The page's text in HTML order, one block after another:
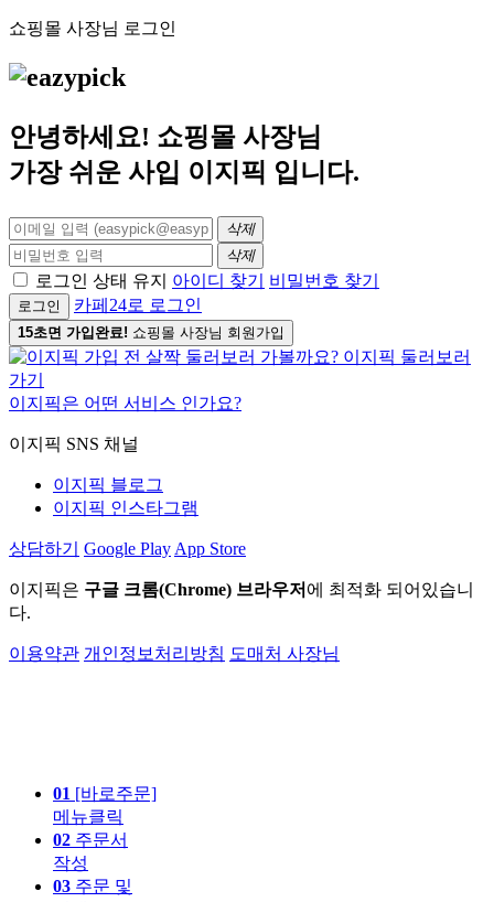
쇼핑몰 사장님 로그인
안녕하세요! 쇼핑몰 사장님
가장 쉬운 사입 이지픽 입니다.
삭제
삭제
로그인 상태 유지 아이디 찾기 비밀번호 찾기
로그인 카페24로 로그인
15초면 가입완료! 쇼핑몰 사장님 회원가입
이지픽은 어떤 서비스 인가요?
이지픽 SNS 채널
이지픽 블로그
이지픽 인스타그램
상담하기 Google Play App Store
이지픽은 구글 크롬(Chrome) 브라우저 에 최적화 되어있습니
다.
이용약관 개인정보처리방침 도매처 사장님
01 [바로주문]
메뉴클릭
02 주문서
작성
03 주문 및